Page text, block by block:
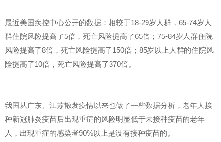
最近美国疾控中心公开的数据：相较于18-29岁人群，65-74岁人
群住院风险提高了5倍，死亡风险提高了65倍；75-84岁人群住院
风险提高了8倍，死亡风险提高了150倍；85岁以上人群的住院风
险提高了10倍，死亡风险提高了370倍。
我国从广东、江苏散发疫情以来也做了一些数据分析，老年人接
种新冠肺炎疫苗后出现重症的风险明显低于未接种疫苗的老年
人，出现重症的感染者90%以上是没有接种疫苗的。